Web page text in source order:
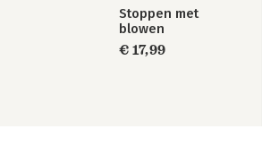
Stoppen met
blowen
€ 17,99